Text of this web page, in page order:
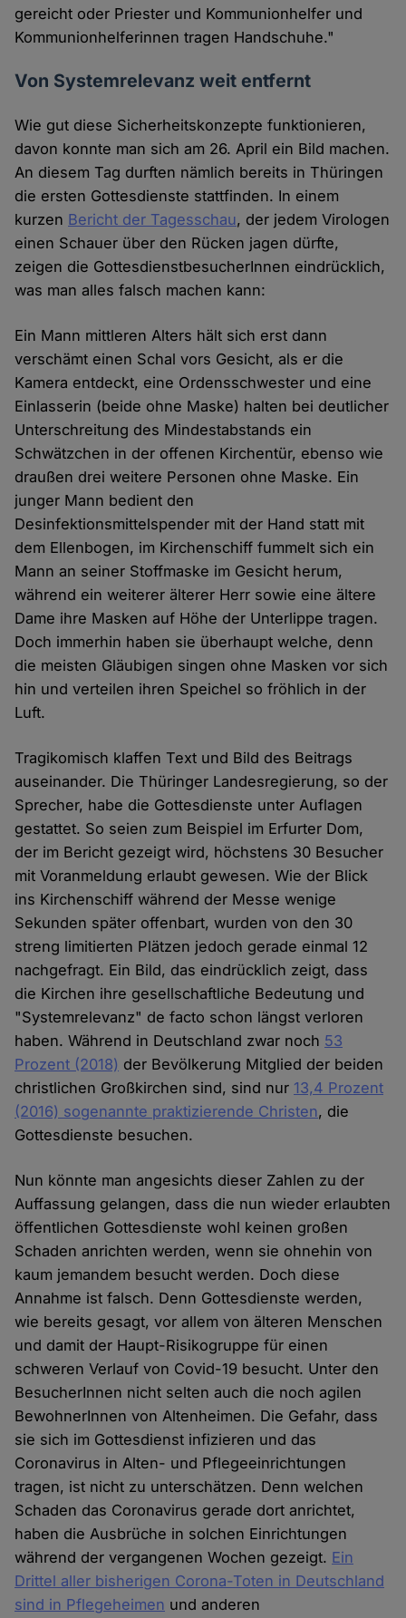
gereicht oder Priester und Kommunionhelfer und
Kommunionhelferinnen tragen Handschuhe."
Von Systemrelevanz weit entfernt
Wie gut diese Sicherheitskonzepte funktionieren,
davon konnte man sich am 26. April ein Bild machen.
An diesem Tag durften nämlich bereits in Thüringen
die ersten Gottesdienste stattfinden. In einem
kurzen Bericht der Tagesschau, der jedem Virologen
einen Schauer über den Rücken jagen dürfte,
zeigen die GottesdienstbesucherInnen eindrücklich,
was man alles falsch machen kann:
Ein Mann mittleren Alters hält sich erst dann
verschämt einen Schal vors Gesicht, als er die
Kamera entdeckt, eine Ordensschwester und eine
Einlasserin (beide ohne Maske) halten bei deutlicher
Unterschreitung des Mindestabstands ein
Schwätzchen in der offenen Kirchentür, ebenso wie
draußen drei weitere Personen ohne Maske. Ein
junger Mann bedient den
Desinfektionsmittelspender mit der Hand statt mit
dem Ellenbogen, im Kirchenschiff fummelt sich ein
Mann an seiner Stoffmaske im Gesicht herum,
während ein weiterer älterer Herr sowie eine ältere
Dame ihre Masken auf Höhe der Unterlippe tragen.
Doch immerhin haben sie überhaupt welche, denn
die meisten Gläubigen singen ohne Masken vor sich
hin und verteilen ihren Speichel so fröhlich in der
Luft.
Tragikomisch klaffen Text und Bild des Beitrags
auseinander. Die Thüringer Landesregierung, so der
Sprecher, habe die Gottesdienste unter Auflagen
gestattet. So seien zum Beispiel im Erfurter Dom,
der im Bericht gezeigt wird, höchstens 30 Besucher
mit Voranmeldung erlaubt gewesen. Wie der Blick
ins Kirchenschiff während der Messe wenige
Sekunden später offenbart, wurden von den 30
streng limitierten Plätzen jedoch gerade einmal 12
nachgefragt. Ein Bild, das eindrücklich zeigt, dass
die Kirchen ihre gesellschaftliche Bedeutung und
"Systemrelevanz" de facto schon längst verloren
haben. Während in Deutschland zwar noch 53
Prozent (2018) der Bevölkerung Mitglied der beiden
christlichen Großkirchen sind, sind nur 13,4 Prozent
(2016) sogenannte praktizierende Christen, die
Gottesdienste besuchen.
Nun könnte man angesichts dieser Zahlen zu der
Auffassung gelangen, dass die nun wieder erlaubten
öffentlichen Gottesdienste wohl keinen großen
Schaden anrichten werden, wenn sie ohnehin von
kaum jemandem besucht werden. Doch diese
Annahme ist falsch. Denn Gottesdienste werden,
wie bereits gesagt, vor allem von älteren Menschen
und damit der Haupt-Risikogruppe für einen
schweren Verlauf von Covid-19 besucht. Unter den
BesucherInnen nicht selten auch die noch agilen
BewohnerInnen von Altenheimen. Die Gefahr, dass
sie sich im Gottesdienst infizieren und das
Coronavirus in Alten- und Pflegeeinrichtungen
tragen, ist nicht zu unterschätzen. Denn welchen
Schaden das Coronavirus gerade dort anrichtet,
haben die Ausbrüche in solchen Einrichtungen
während der vergangenen Wochen gezeigt. Ein
Drittel aller bisherigen Corona-Toten in Deutschland
sind in Pflegeheimen und anderen